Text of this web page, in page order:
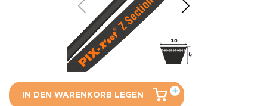
IN DEN WARENKORB LEGEN